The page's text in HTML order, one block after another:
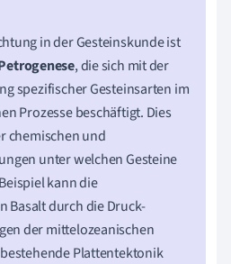
in der Gesteinskunde ist
, die sich mit der
spezifischer Gesteinsarten im
Prozesse beschäftigt. Dies
chemischen und
unter welchen Gesteine
kann die
Basalt durch die Druck-
der mittelozeanischen
Plattentektonik